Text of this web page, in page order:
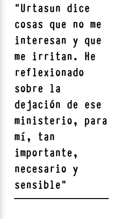
"Urtasun dice
cosas que no me
interesan y que
me irritan. He
reflexionado
sobre la
dejación de ese
ministerio, para
mí, tan
importante,
necesario y
sensible"